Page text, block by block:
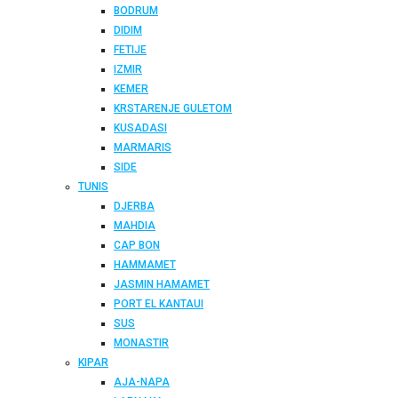
BODRUM
DIDIM
FETIJE
IZMIR
KEMER
KRSTARENJE GULETOM
KUSADASI
MARMARIS
SIDE
TUNIS
DJERBA
MAHDIA
CAP BON
HAMMAMET
JASMIN HAMAMET
PORT EL KANTAUI
SUS
MONASTIR
KIPAR
AJA-NAPA